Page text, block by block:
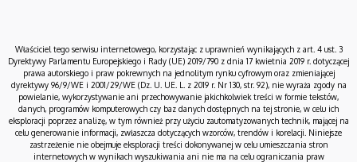
Właściciel tego serwisu internetowego, korzystając z uprawnień wynikających z art. 4 ust. 3
Dyrektywy Parlamentu Europejskiego i Rady (UE) 2019/790 z dnia 17 kwietnia 2019 r. dotyczącej
prawa autorskiego i praw pokrewnych na jednolitym rynku cyfrowym oraz zmieniającej
dyrektywy 96/9/WE i 2001/29/WE (Dz. U. UE. L. z 2019 r. Nr 130, str. 92), nie wyraża zgody na
powielanie, wykorzystywanie ani przechowywanie jakichkolwiek treści w formie tekstów,
danych, programów komputerowych czy baz danych dostępnych na tej stronie, w celu ich
eksploracji poprzez analizę, w tym również przy użyciu zautomatyzowanych technik, mającej na
celu generowanie informacji, zwłaszcza dotyczących wzorców, trendów i korelacji. Niniejsze
zastrzeżenie nie obejmuje eksploracji treści dokonywanej w celu umieszczania stron
internetowych w wynikach wyszukiwania ani nie ma na celu ograniczania praw